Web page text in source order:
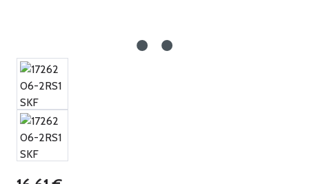
Regulärer Preis: